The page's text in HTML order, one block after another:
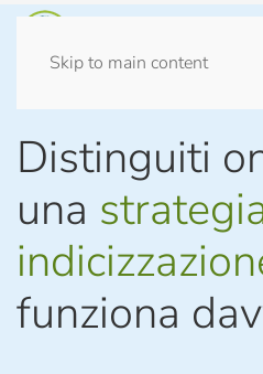
Skip to main content
Distinguiti
una
funziona